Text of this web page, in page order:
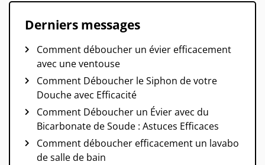
Derniers messages
Comment déboucher un évier efficacement
avec une ventouse
Comment Déboucher le Siphon de votre
Douche avec Efficacité
Comment Déboucher un Évier avec du
Bicarbonate de Soude : Astuces Efficaces
Comment déboucher efficacement un lavabo
de salle de bain